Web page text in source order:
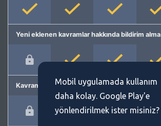
Yeni eklenen kavramlar hakkında bildirim alma
Kavram önermeMobil uygulamada kullanım
daha kolay. Google Play'e
yönlendirilmek ister misiniz?